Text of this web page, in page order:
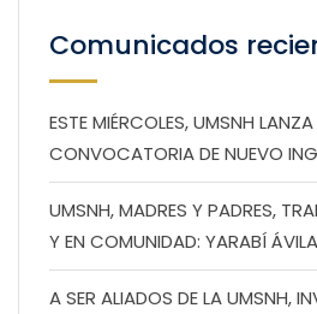
Comunicados
ESTE MIÉRCOLES, UMSNH
CONVOCATORIA DE NUEVO
UMSNH, MADRES Y PADRES,
Y EN COMUNIDAD: YARABÍ ÁVILA
A SER ALIADOS DE LA UMSNH,